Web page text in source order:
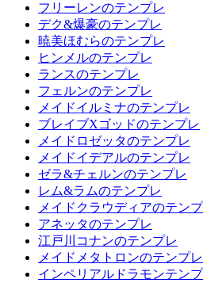
フリーレンのテンプレ
デク&爆豪のテンプレ
暁美ほむらのテンプレ
ヒンメルのテンプレ
ランスのテンプレ
フェルンのテンプレ
メイドイルミナのテンプレ
ブレイブXゴッドのテンプレ
メイドロゼッタのテンプレ
メイドイデアルのテンプレ
ゼラ&チェルンのテンプレ
レム&ラムのテンプレ
メイドクラウディアのテン
アネッタのテンプレ
江戸川コナンのテンプレ
メイドメタトロンのテンプレ
インペリアルドラモンテン